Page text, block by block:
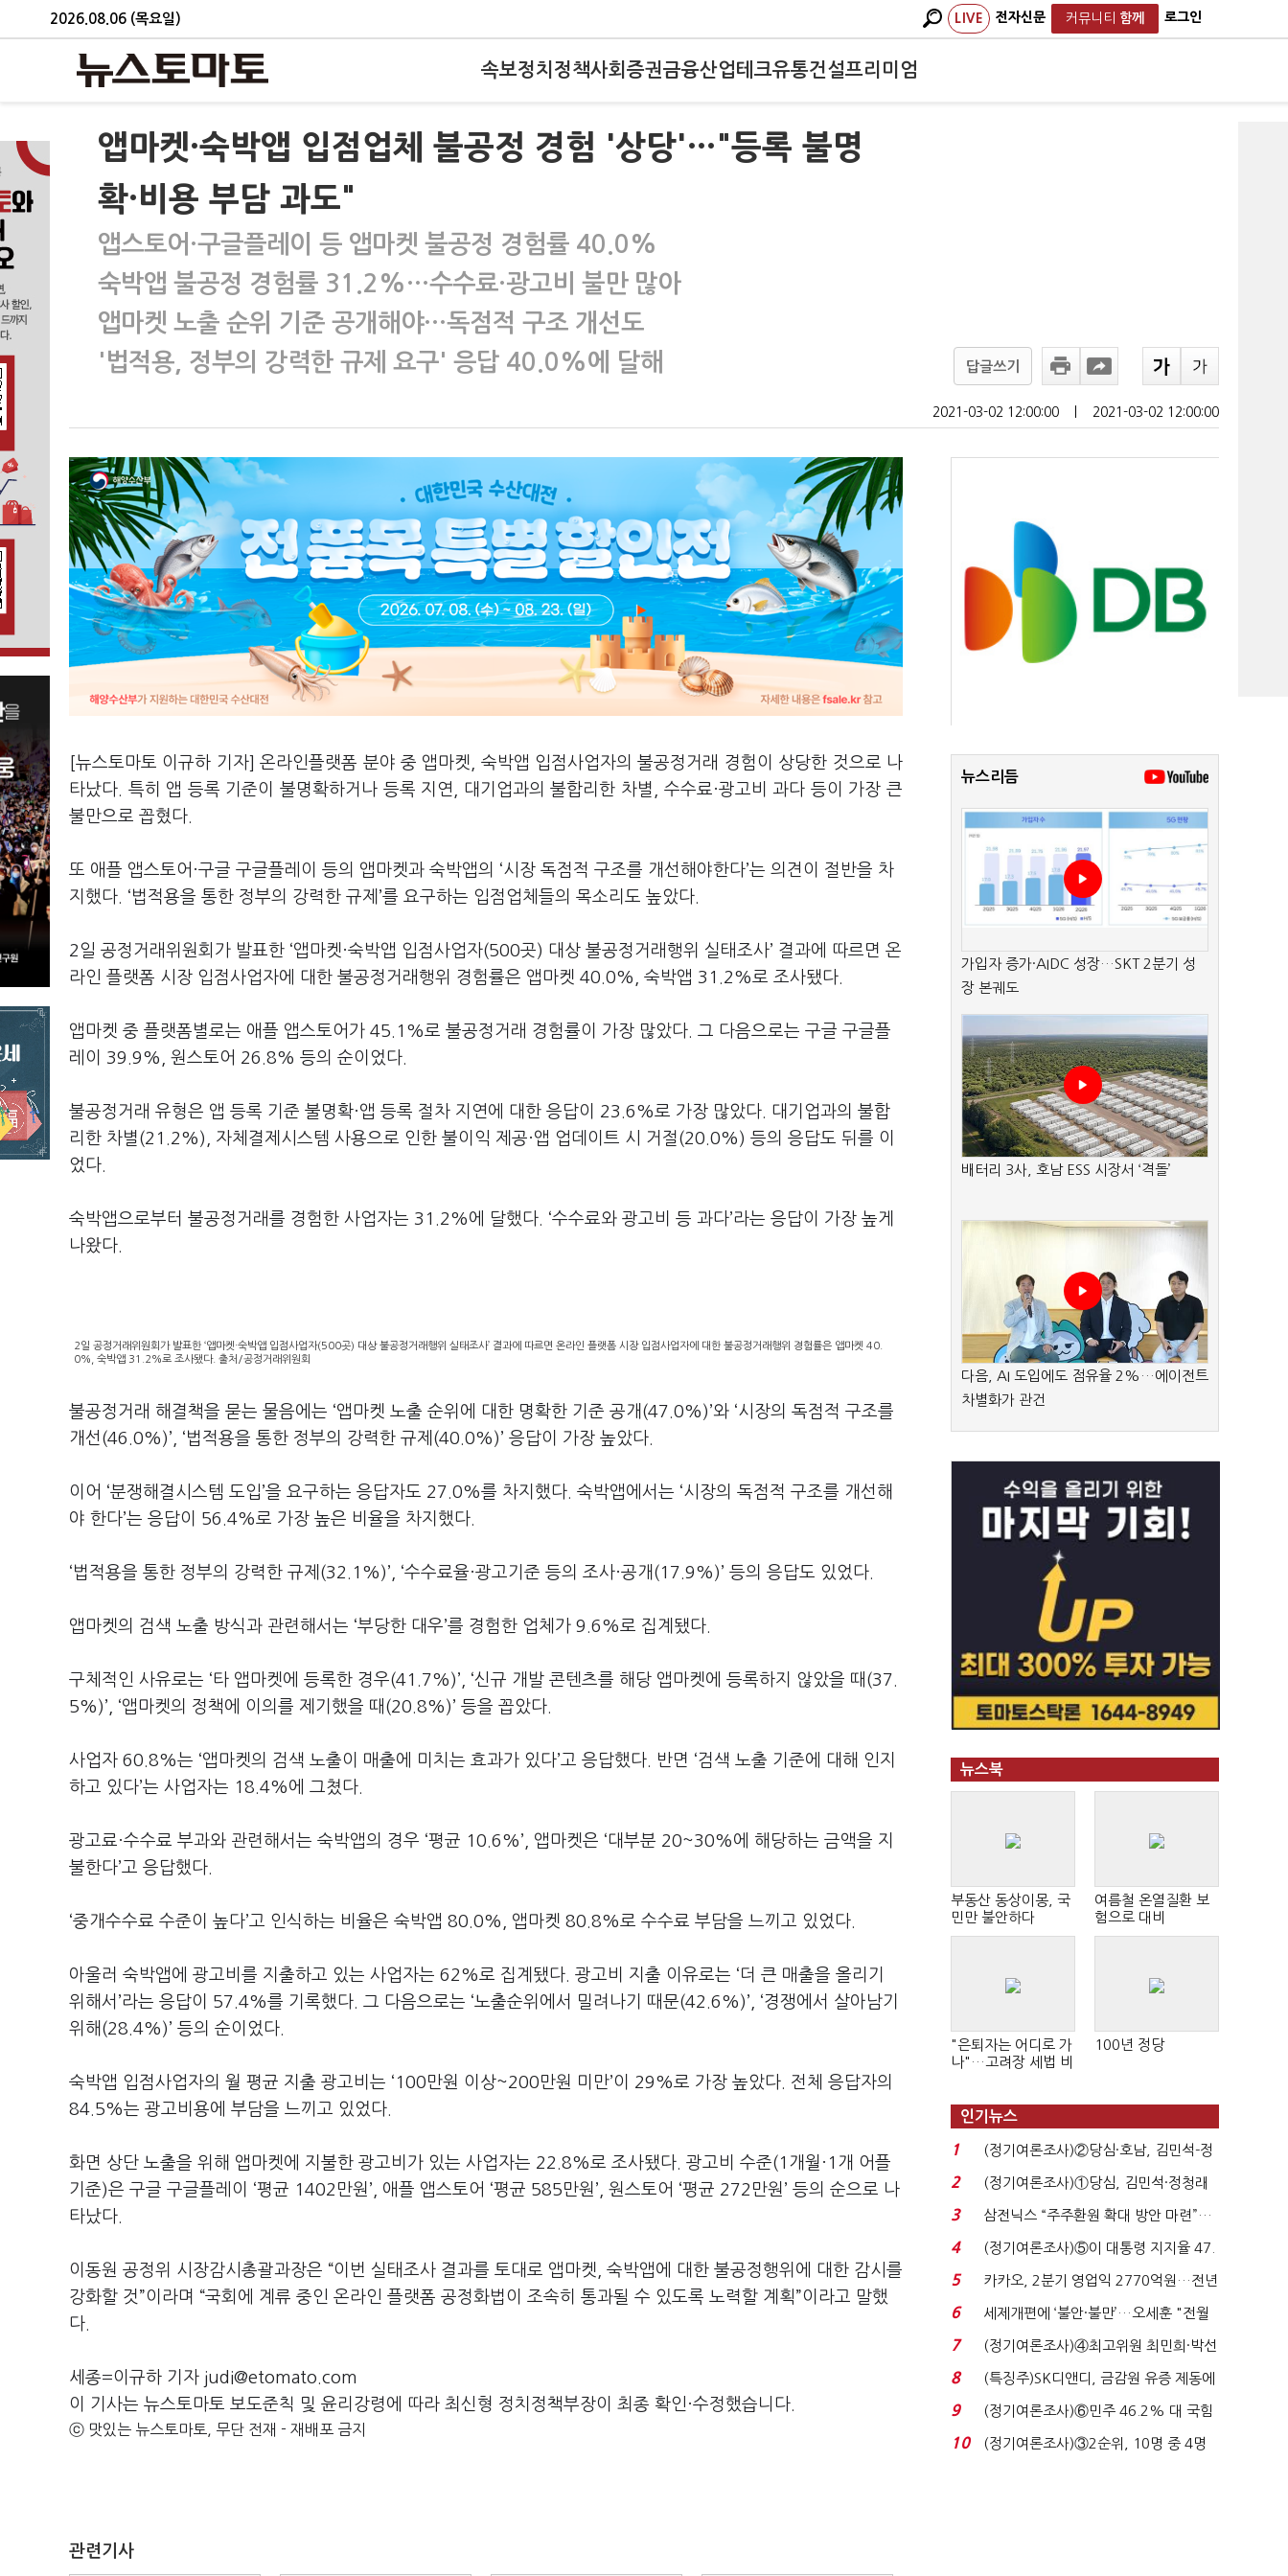
2026.08.06 (목요일) LIVE 전자신문 커뮤니티 함께 로그인
속보정치 정책사회 증권금융산업테크유통건설프리미엄
앱마켓·숙박앱 입점업체 불공정 경험 '상당'…"등록 불명
확·비용 부담 과도"
앱스토어·구글플레이 등 앱마켓 불공정 경험률 40.0%
숙박앱 불공정 경험률 31.2%…수수료·광고비 불만 많아
앱마켓 노출 순위 기준 공개해야…독점적 구조 개선도
'법적용, 정부의 강력한 규제 요구' 응답 40.0%에 달해
답글쓰기
2021-03-02 12:00:00 2021-03-02 12:00:00
[뉴스토마토 이규하 기자] 온라인플랫폼 분야 중 앱마켓, 숙박앱 입점사업자의 불공정거래 경험이 상당한 것으로 나
타났다. 특히 앱 등록 기준이 불명확하거나 등록 지연, 대기업과의 불합리한 차별, 수수료·광고비 과다 등이 가장 큰
불만으로 꼽혔다.
또 애플 앱스토어·구글 구글플레이 등의 앱마켓과 숙박앱의 ‘시장 독점적 구조를 개선해야한다’는 의견이 절반을 차
지했다. ‘법적용을 통한 정부의 강력한 규제’를 요구하는 입점업체들의 목소리도 높았다.
2일 공정거래위원회가 발표한 ‘앱마켓·숙박앱 입점사업자(500곳) 대상 불공정거래행위 실태조사’ 결과에 따르면 온
라인 플랫폼 시장 입점사업자에 대한 불공정거래행위 경험률은 앱마켓 40.0%, 숙박앱 31.2%로 조사됐다.
앱마켓 중 플랫폼별로는 애플 앱스토어가 45.1%로 불공정거래 경험률이 가장 많았다. 그 다음으로는 구글 구글플
레이 39.9%, 원스토어 26.8% 등의 순이었다.
불공정거래 유형은 앱 등록 기준 불명확·앱 등록 절차 지연에 대한 응답이 23.6%로 가장 많았다. 대기업과의 불합
리한 차별(21.2%), 자체결제시스템 사용으로 인한 불이익 제공·앱 업데이트 시 거절(20.0%) 등의 응답도 뒤를 이
었다.
숙박앱으로부터 불공정거래를 경험한 사업자는 31.2%에 달했다. ‘수수료와 광고비 등 과다’라는 응답이 가장 높게
나왔다.
2일 공정거래위원회가 발표한 ‘앱마켓·숙박앱 입점사업자(500곳) 대상 불공정거래행위 실태조사’ 결과에 따르면 온라인 플랫폼 시장 입점사업자에 대한 불공정거래행위 경험률은 앱마켓 40.
0%, 숙박앱 31.2%로 조사됐다. 출처/공정거래위원회
불공정거래 해결책을 묻는 물음에는 ‘앱마켓 노출 순위에 대한 명확한 기준 공개(47.0%)’와 ‘시장의 독점적 구조를
개선(46.0%)’, ‘법적용을 통한 정부의 강력한 규제(40.0%)’ 응답이 가장 높았다.
이어 ‘분쟁해결시스템 도입’을 요구하는 응답자도 27.0%를 차지했다. 숙박앱에서는 ‘시장의 독점적 구조를 개선해
야 한다’는 응답이 56.4%로 가장 높은 비율을 차지했다.
‘법적용을 통한 정부의 강력한 규제(32.1%)’, ‘수수료율·광고기준 등의 조사·공개(17.9%)’ 등의 응답도 있었다.
앱마켓의 검색 노출 방식과 관련해서는 ‘부당한 대우’를 경험한 업체가 9.6%로 집계됐다.
구체적인 사유로는 ‘타 앱마켓에 등록한 경우(41.7%)’, ‘신규 개발 콘텐츠를 해당 앱마켓에 등록하지 않았을 때(37.
5%)’, ‘앱마켓의 정책에 이의를 제기했을 때(20.8%)’ 등을 꼽았다.
사업자 60.8%는 ‘앱마켓의 검색 노출이 매출에 미치는 효과가 있다’고 응답했다. 반면 ‘검색 노출 기준에 대해 인지
하고 있다’는 사업자는 18.4%에 그쳤다.
광고료·수수료 부과와 관련해서는 숙박앱의 경우 ‘평균 10.6%’, 앱마켓은 ‘대부분 20~30%에 해당하는 금액을 지
불한다’고 응답했다.
‘중개수수료 수준이 높다’고 인식하는 비율은 숙박앱 80.0%, 앱마켓 80.8%로 수수료 부담을 느끼고 있었다.
아울러 숙박앱에 광고비를 지출하고 있는 사업자는 62%로 집계됐다. 광고비 지출 이유로는 ‘더 큰 매출을 올리기
위해서’라는 응답이 57.4%를 기록했다. 그 다음으로는 ‘노출순위에서 밀려나기 때문(42.6%)’, ‘경쟁에서 살아남기
위해(28.4%)’ 등의 순이었다.
숙박앱 입점사업자의 월 평균 지출 광고비는 ‘100만원 이상~200만원 미만’이 29%로 가장 높았다. 전체 응답자의
84.5%는 광고비용에 부담을 느끼고 있었다.
화면 상단 노출을 위해 앱마켓에 지불한 광고비가 있는 사업자는 22.8%로 조사됐다. 광고비 수준(1개월·1개 어플
기준)은 구글 구글플레이 ‘평균 1402만원’, 애플 앱스토어 ‘평균 585만원’, 원스토어 ‘평균 272만원’ 등의 순으로 나
타났다.
이동원 공정위 시장감시총괄과장은 “이번 실태조사 결과를 토대로 앱마켓, 숙박앱에 대한 불공정행위에 대한 감시를
강화할 것”이라며 “국회에 계류 중인 온라인 플랫폼 공정화법이 조속히 통과될 수 있도록 노력할 계획”이라고 말했
다.
세종=이규하 기자 judi@etomato.com
이 기사는 뉴스토마토 보도준칙 및 윤리강령에 따라 최신형 정치정책부장이 최종 확인·수정했습니다.
ⓒ 맛있는 뉴스토마토, 무단 전재 - 재배포 금지
관련기사
뉴스리듬
가입자 증가·AIDC 성장…SKT 2분기 성
장 본궤도
배터리 3사, 호남 ESS 시장서 ‘격돌’
다음, AI 도입에도 점유율 2%…에이전트
차별화가 관건
뉴스북
부동산 동상이몽, 국
민만 불안하다
여름철 온열질환 보
험으로 대비
"은퇴자는 어디로 가
나"…고려장 세법 비
100년 정당
인기뉴스
1
(정기여론조사)②당심·호남, 김민석-정
청래 '초접전'...
2
(정기여론조사)①당심, 김민석·정청래
'초접전'…대통령 ...
3
삼전닉스 “주주환원 확대 방안 마련”…
로이터에 성명...
4
(정기여론조사)⑤이 대통령 지지율 47.
7%…일주일 만에 ...
5
카카오, 2분기 영업익 2770억원…전년
비 36% 증가...
6
세제개편에 ‘불안·불만’…오세훈 "전월
세 구하기 더 ...
7
(정기여론조사)④최고위원 최민희·박선
원 '양강'…서미...
8
(특징주)SK디앤디, 금감원 유증 제동에
장 초반 상한가...
9
(정기여론조사)⑥민주 46.2% 대 국힘
31.0%…오차범위 밖 ...
10
(정기여론조사)③2순위, 10명 중 4명